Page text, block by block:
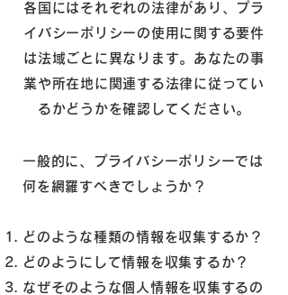
各国にはそれぞれの法律があり、プラ
イバシーポリシーの使用に関する要件
は法域ごとに異なります。あなたの事
業や所在地に関連する法律に従ってい
るかどうかを確認してください。
一般的に、プライバシーポリシーでは
何を網羅すべきでしょうか？
どのような種類の情報を収集するか？
どのようにして情報を収集するか？
なぜそのような個人情報を収集するの